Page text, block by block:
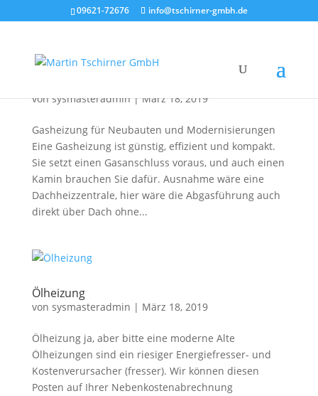
09621-72676 info@tschirner-gmbh.de
vonsysmasteradmin|März 18, 2019
Gasheizung für Neubauten und Modernisierungen
Eine Gasheizung ist günstig, effizient und kompakt.
Sie setzt einen Gasanschluss voraus, und auch einen
Kamin brauchen Sie dafür. Ausnahme wäre eine
Dachheizzentrale, hier wäre die Abgasführung auch
direkt über Dach ohne...
Ölheizung
von sysmasteradmin | März 18, 2019
Ölheizung ja, aber bitte eine moderne Alte
Ölheizungen sind ein riesiger Energiefresser- und
Kostenverursacher (fresser). Wir können diesen
Posten auf Ihrer Nebenkostenabrechnung